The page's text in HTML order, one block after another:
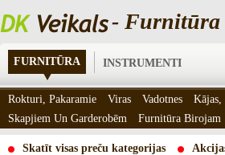
- Furnitūra
FURNITŪRA INSTRUMENTI
Skatīt visas preču kategorijas
Rokturi, Pakaramie Viras Vadotnes
Skapjiem Un Garderobēm
Furnitūra Birojam